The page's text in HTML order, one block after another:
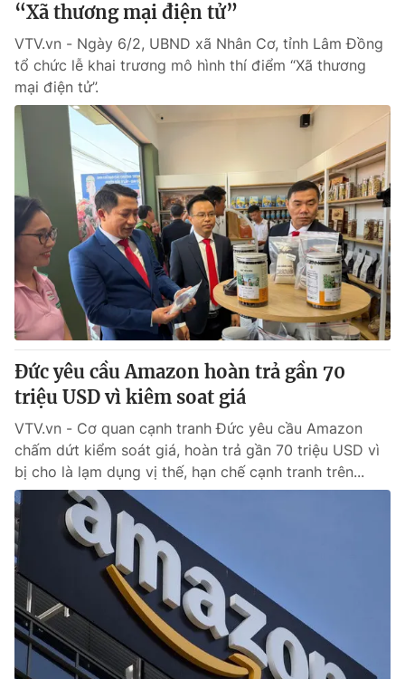
VTV9 VTV8
Liên hệ tòa soạn English
THỜI BÁO VTV
Theo dõi báo trên
Cơ quan chủ quản:Đài Truyền hình Việt Nam
Cơ quan báo chí:
Thời báo VTV
Giấy phép hoạt động báo in và báo điện tử số 483/GP-BTTTT
cấp ngày 29/12/2023
Tổng Biên tập:Vũ Thanh Thủy
Phó Tổng Biên tập:Nguyễn Thị Mỹ Hạnh, Phạm Quốc Thắng,
Tổng đài VTV: 024.38 355 931 - 024.38 355 932
Ðiện thoại Thời báo VTV:024.66 897 897
Email:toasoan@vtv.vn
Liên hệ quảng cáo:024-7300.7108
“Xã thương mại điện tử”
VTV.vn - Ngày 6/2, UBND xã Nhân Cơ, tỉnh Lâm Đồng
tổ chức lễ khai trương mô hình thí điểm “Xã thương
mại điện tử”.
Đức yêu cầu Amazon hoàn trả gần 70
triệu USD vì kiêm soat giá
VTV.vn - Cơ quan cạnh tranh Đức yêu cầu Amazon
chấm dứt kiểm soát giá, hoàn trả gần 70 triệu USD vì
bị cho là lạm dụng vị thế, hạn chế cạnh tranh trên...